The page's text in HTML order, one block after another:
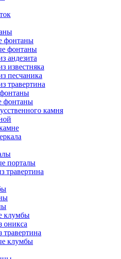
фонтаны
фонтаны
андезита
известняка
песчаника
травертина
фонтаны
камня
порталы
травертина
клумбы
оникса
клумбы